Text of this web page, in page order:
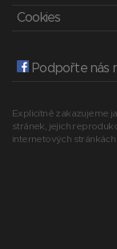
Cookies
Podpořte nás
Explicitně zakazujeme
stránek, jejich
internetových